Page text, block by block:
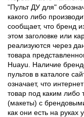
"Пульт ДУ для"
какого либо
сообщает, что бренд
этом заголовке или
реализуются через
товара
Huayu. Наличие
пультов в каталоге
означает, что
товар под каким либо
(макеты) с
как они есть на руках